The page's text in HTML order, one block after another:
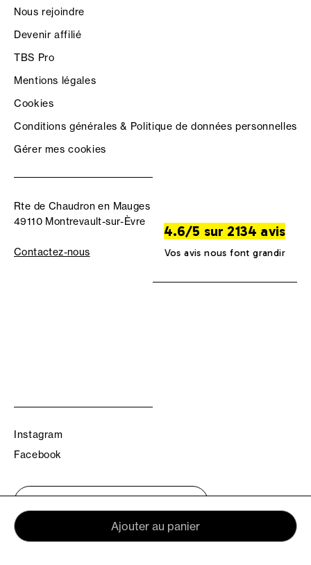
Ajouter au panier
Nous rejoindre
Devenir affilié
TBS Pro
Mentions légales
Cookies
Conditions générales & Politique de données personnelles
Gérer mes cookies
Rte de Chaudron en Mauges
49110 Montrevault-sur-Èvre
Contactez-nous
4.6/5 sur 2134 avis
Vos avis nous font grandir
Instagram
Facebook